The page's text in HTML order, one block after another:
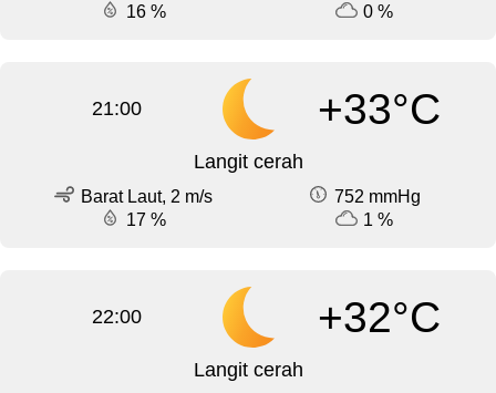
16 %
0 %
21:00 +33°C
Langit cerah
Barat Laut, 2 m/s
752 mmHg
17 %
1 %
22:00 +32°C
Langit cerah